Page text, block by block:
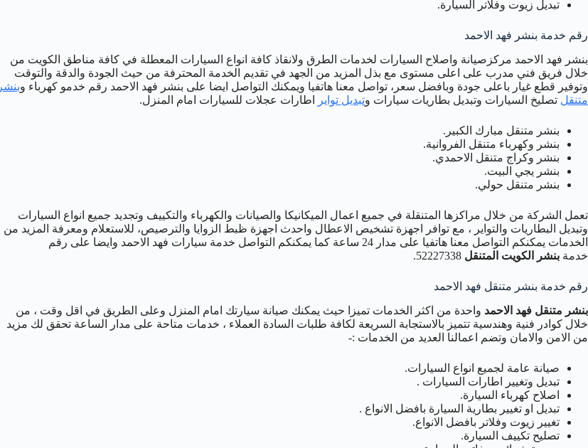
تبديل زيوت وفلاتر السيارة.
رقم خدمة بنشر فهد الاحمد
بنشر فهد الاحمد مركزصيانة واصلاح السيارات لخدمات الطرق ولانقاذ كافة انواع السيارات المعطلة في كافة مناطق الكويت من
خلال فريق فني مدرب على اعلى مستوى مع بذل المزيد من الجهد في تقديم الخدمة المحترفة من حيث الجودة والدقة والتوقت
وتوفير قطع غيار باعلى جودة وبافضل سعر، تواصل معنا هاتفيا ويمكنك التواصل ايضا على بنشر فهد الاحمد رقم خدمو كهرباء وبنشر
متنقل تصليخ السيارات وتبديل بطاريات سيارات وتبديل تواير اطارات عجلات للسيارات امام المنزل.
بنشر متنقل مبارك الكبير.
بنشر وكهرباء متنقل الفروانية.
بنشر وكراج متنقل الاحمدي.
بنشر يجي البيت.
بنشر متنقل حولي.
تعمل الشركة من خلال مراكزها المتنقلة في جميع اعمال الميكانيكا والصيانات والكهرباء والتكييف وتجديد جميع انواع السيارات
وتبديل البطاريات والتواير ، مع توافر اجهزة تشخيص الاعطال واحدث اجهزة ظبط الزوايا والترصيص، للاستعلام ومعرفة المزيد من
الخدمات يمكنكم التواصل معنا هاتفيا على مدار 24 ساعة كما يمكنكم التواصل خدمة سيارات فهد الاحمد وايضا على رقم
خدمة بنشر الكويت المتنقل
رقم خدمة بنشر متنقل فهد الاحمد
بنشر متنقل فهد الاحمد واحدة من اكثر الخدمات تميزا حيث يمكنك صيانة سيارتك امام المنزل وعلى الطريق في اقل وقت ، من
خلال كوادر فنية وهندسية تتميز بالاستجابة السريعة لكافة طلبات السادة العملاء ، خدمات متاحة على مدار الساعة تحقق لك مزيد
من الامن والامان وتضم اعمالنا العديد من الخدمات :-
صيانة عامة لجميع انواع السيارات.
تبديل وتغيير اطارات السيارات .
اصلاح كهرباء السيارة.
تبديل او تغيير بطارية السيارة بافضل الانواع .
تغيير زيوت وفلاتر بافضل الانواع.
تصليح تكييف السيارة.